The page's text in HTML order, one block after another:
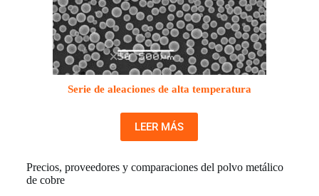
Serie de aleaciones de alta temperatura
LEER MÁS
Precios, proveedores y comparaciones del polvo metálico
de cobre